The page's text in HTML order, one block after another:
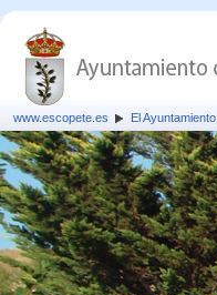
www.escopete.es El Ayuntamiento